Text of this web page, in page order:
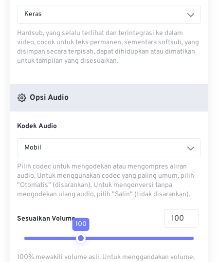
Keras
Hardsub, yang selalu terlihat dan terintegrasi ke dalam
video, cocok untuk teks permanen, sementara softsub, yang
disimpan secara terpisah, dapat dihidupkan atau dimatikan
untuk tampilan yang disesuaikan.
Opsi Audio
Kodek Audio
Mobil
Pilih codec untuk mengodekan atau mengompres aliran
audio. Untuk menggunakan codec yang paling umum, pilih
"Otomatis" (disarankan). Untuk mengonversi tanpa
mengodekan ulang audio, pilih "Salin" (tidak disarankan).
Sesuaikan Volume
100
100% mewakili volume asli. Untuk menggandakan volume,